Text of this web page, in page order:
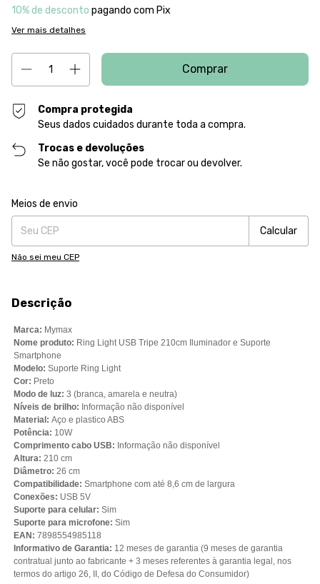
10% de desconto pagando com Pix
Ver mais detalhes
Compra protegida
Seus dados cuidados durante toda a compra.
Trocas e devoluções
Se não gostar, você pode trocar ou devolver.
Entregas para o CEP:
Meios de envio
Calcular
Não sei meu CEP
Descrição
Marca: Mymax
Nome produto: Ring Light USB Tripe 210cm Iluminador e Suporte
Smartphone
Modelo: Suporte Ring Light
Cor: Preto
Modo de luz: 3 (branca, amarela e neutra)
Níveis de brilho: Informação não disponível
Material: Aço e plastico ABS
Potência: 10W
Comprimento cabo USB: Informação não disponível
Altura: 210 cm
Diâmetro: 26 cm
Compatibilidade: Smartphone com até 8,6 cm de largura
Conexões: USB 5V
Suporte para celular: Sim
Suporte para microfone: Sim
EAN: 7898554985118
Informativo de Garantia: 12 meses de garantia (9 meses de garantia
contratual junto ao fabricante + 3 meses referentes à garantia legal, nos
termos do artigo 26, II, do Código de Defesa do Consumidor)